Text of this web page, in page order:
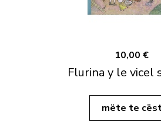
10,00 €
Flurina y le vicel
mëte te